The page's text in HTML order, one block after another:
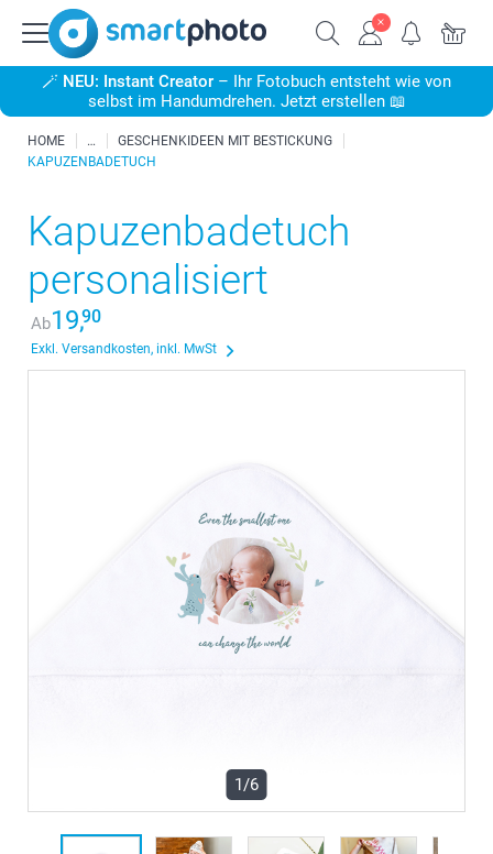
🪄 NEU: Instant Creator – Ihr Fotobuch entsteht wie von
selbst im Handumdrehen. Jetzt erstellen 📖
HOME
GESCHENKIDEEN MIT BESTICKUNG
KAPUZENBADETUCH
Kapuzenbadetuch
personalisiert
Ab19,90
Exkl. Versandkosten, inkl. MwSt
1/6